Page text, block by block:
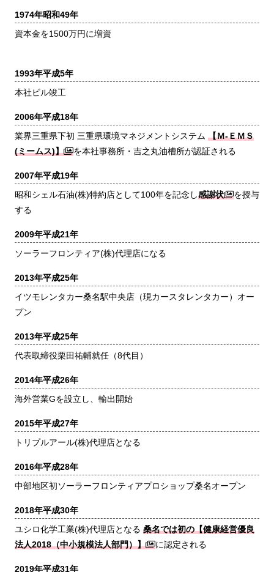
1974年昭和49年
資本金を1500万円に増資
1993年平成5年
本社ビル竣工
2006年平成18年
業界三重県下初 三重県環境マネジメントシステム 【Ｍ-ＥＭＳ
(ミームス)】
を本社事務所・吉之丸油槽所が認証される
2007年平成19年
昭和シェル石油(株)特約店として100年を記念し感謝状
を授与
する
2009年平成21年
ソーラーフロンティア(株)代理店になる
2013年平成25年
イツモレンタカー桑名駅中央店（現カースタレンタカー）オー
プン
2013年平成25年
代表取締役栗田祐輔就任（8代目）
2014年平成26年
海外営業Gを設立し、輸出開始
2015年平成27年
トリプルアール(株)代理店となる
2016年平成28年
中部地区初ソーラーフロンティアプロショップ桑名オープン
2018年平成30年
ユシロ化学工業(株)代理店となる 桑名では初の【健康経営優良
法人2018（中小規模法人部門）】
に認定される
2019年平成31年